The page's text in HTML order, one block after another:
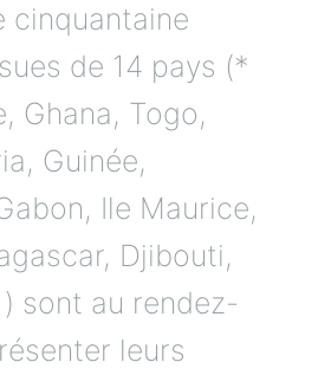
cinquantaine
de 14 pays (*
Ghana, Togo,
Guinée,
Ile Maurice,
Djibouti,
sont au rendez-
leurs